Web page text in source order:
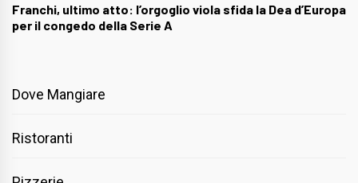
Franchi, ultimo atto: l’orgoglio viola sfida la Dea d’Europa
per il congedo della Serie A
Dove Mangiare
Ristoranti